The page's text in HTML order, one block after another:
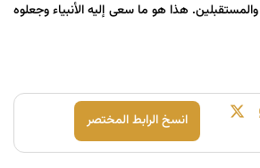
هذا هو ما سعى إليه الأنبياء وجعلوه
انسخ الرابط المختصر